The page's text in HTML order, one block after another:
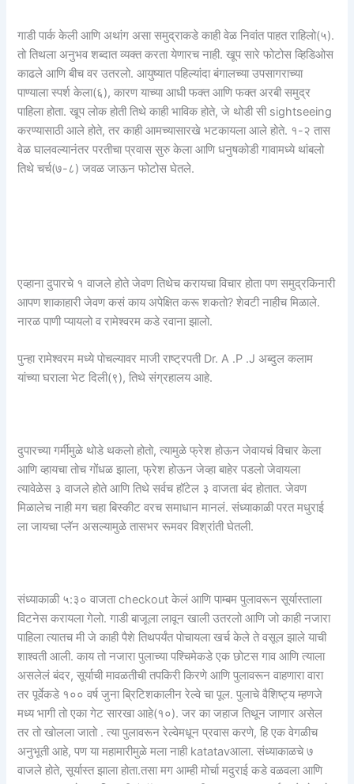
गाडी पार्क केली आणि अथांग असा समुद्राकडे काही वेळ निवांत पाहत राहिलो(५).
तो तिथला अनुभव शब्दात व्यक्त करता येणारच नाही. खूप सारे फोटोस व्हिडिओस
काढले आणि बीच वर उतरलो. आयुष्यात पहिल्यांदा बंगालच्या उपसागराच्या
पाण्याला स्पर्श केला(६), कारण याच्या आधी फक्त आणि फक्त अरबी समुद्र
पाहिला होता. खूप लोक होती तिथे काही भाविक होते, जे थोडी सी sightseeing
करण्यासाठी आले होते, तर काही आमच्यासारखे भटकायला आले होते. १-२ तास
वेळ घालवल्यानंतर परतीचा प्रवास सुरु केला आणि धनुषकोडी गावामध्ये थांबलो
तिथे चर्च(७-८) जवळ जाऊन फोटोस घेतले.
एव्हाना दुपारचे १ वाजले होते जेवण तिथेच करायचा विचार होता पण समुद्रकिनारी
आपण शाकाहारी जेवण कसं काय अपेक्षित करू शकतो? शेवटी नाहीच मिळाले.
नारळ पाणी प्यायलो व रामेश्वरम कडे रवाना झालो.
पुन्हा रामेश्वरम मध्ये पोचल्यावर माजी राष्ट्रपती Dr. A .P .J अब्दुल कलाम
यांच्या घराला भेट दिली(९), तिथे संग्रहालय आहे.
दुपारच्या गर्मीमुळे थोडे थकलो होतो, त्यामुळे फ्रेश होऊन जेवायचं विचार केला
आणि व्हायचा तोच गोंधळ झाला, फ्रेश होऊन जेव्हा बाहेर पडलो जेवायला
त्यावेळेस ३ वाजले होते आणि तिथे सर्वच हॉटेल ३ वाजता बंद होतात. जेवण
मिळालेच नाही मग चहा बिस्कीट वरच समाधान मानलं. संध्याकाळी परत मधुराई
ला जायचा प्लॅन असल्यामुळे तासभर रूमवर विश्रांती घेतली.
संध्याकाळी ५:३० वाजता checkout केलं आणि पाम्बम पुलावरून सूर्यास्ताला
विटनेस करायला गेलो. गाडी बाजूला लावून खाली उतरलो आणि जो काही नजारा
पाहिला त्यातच मी जे काही पैशे तिथपर्यंत पोचायला खर्च केले ते वसूल झाले याची
शाश्वती आली. काय तो नजारा पुलाच्या पश्चिमेकडे एक छोटस गाव आणि त्याला
असलेलं बंदर, सूर्याची मावळतीची तपकिरी किरणे आणि पुलावरून वाहणारा वारा
तर पूर्वेकडे १०० वर्ष जुना ब्रिटिशकालीन रेल्वे चा पूल. पुलाचे वैशिष्ट्य म्हणजे
मध्य भागी तो एका गेट सारखा आहे(१०). जर का जहाज तिथून जाणार असेल
तर तो खोलला जातो . त्या पुलावरून रेल्वेमधून प्रवास करणे, हि एक वेगळीच
अनुभूती आहे, पण या महामारीमुळे मला नाही katatavआला. संध्याकाळचे ७
वाजले होते, सूर्यास्त झाला होता.तसा मग आम्ही मोर्चा मदुराई कडे वळवला आणि